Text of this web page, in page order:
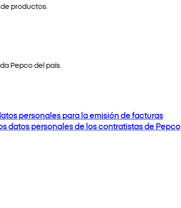
productos.
Pepco del país.
personales para la emisión de facturas
datos personales de los contratistas de Pepco